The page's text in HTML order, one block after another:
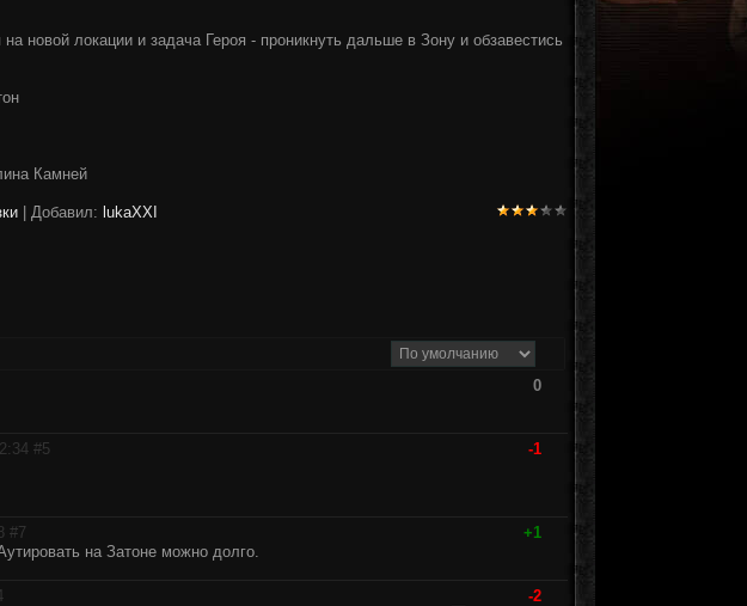
новой локации и задача Героя - проникнуть дальше в Зону и обзавестись
Камней
| Добавил: lukaXXI
0
#5
-1
#7
+1
на Затоне можно долго.
-2